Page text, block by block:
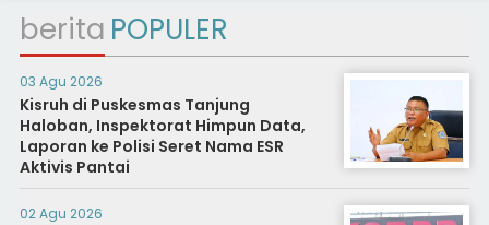
berita POPULER
03 Agu 2026
Kisruh di Puskesmas Tanjung
Haloban, Inspektorat Himpun Data,
Laporan ke Polisi Seret Nama ESR
Aktivis Pantai
02 Agu 2026